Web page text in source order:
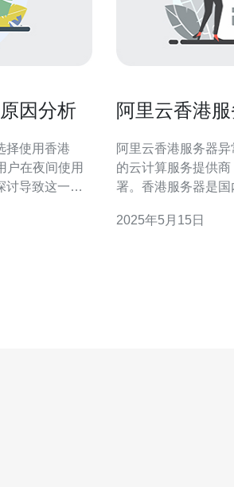
因分析
择使用香港
户在夜间使用
讨导致这一问
些问题。 香
阿里云香港
阿里云香港服务器异常解决方法
的云计算服务提供
署。香港服务器是
的问题，影响正常使
2025年5月15日